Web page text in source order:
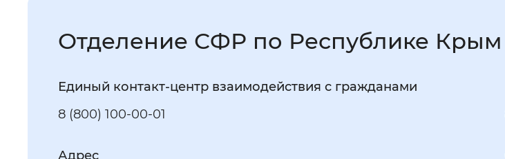
Отделение СФР по Республике Крым
Единый контакт-центр взаимодействия с гражданами
8 (800) 100-00-01
Адрес